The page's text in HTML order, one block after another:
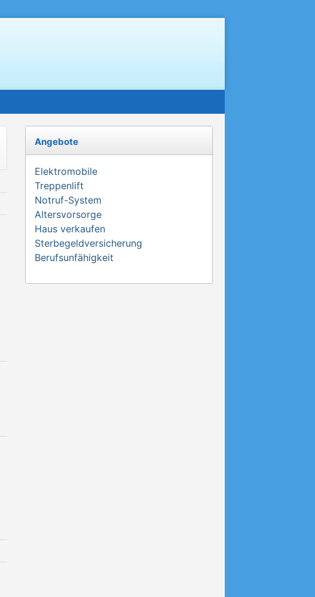
Angebote
Elektromobile
Treppenlift
Notruf-System
Altersvorsorge
Haus verkaufen
Sterbegeldversicherung
Berufsunfähigkeit